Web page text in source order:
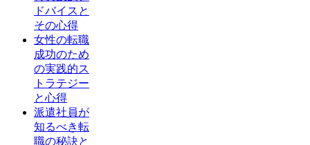
ドバイスと
その心得
女性の転職
成功のため
の実践的ス
トラテジー
と心得
派遣社員が
知るべき転
職の秘訣と